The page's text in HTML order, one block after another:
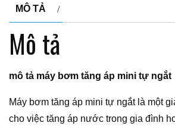
MÔ TẢ
Mô tả
mô tả máy bơm tăng áp mini tự ngắt
Máy bơm tăng áp mini tự ngắt là một
cho việc tăng áp nước trong gia đình